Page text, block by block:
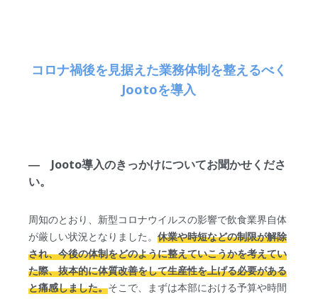
コロナ禍後を見据えた業務体制を整えるべく
Jootoを導入
― Jooto導入のきっかけについてお聞かせくださ
い。
周知のとおり、新型コロナウイルスの影響で飲食業界自体
が厳しい状況となりました。休業や時短などの制限が解除
され、今後の体制をどのように整えていこうかを考えてい
た際、抜本的に体質改善をして生産性を上げる必要がある
と痛感しました。そこで、まずは本部における予算や時間